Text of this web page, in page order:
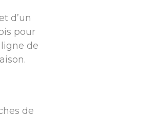
d’un
pour
de
de